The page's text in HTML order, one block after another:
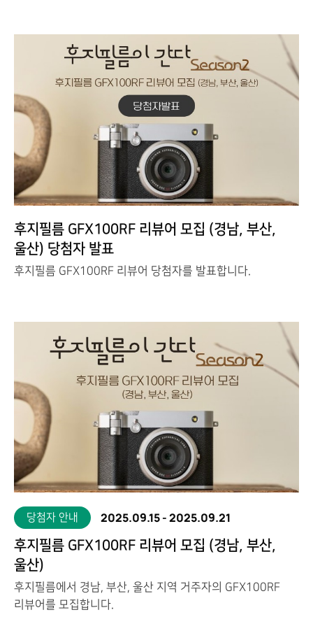
후지필름 GFX100RF 리뷰어 모집 (경남, 부산,
울산) 당첨자 발표
후지필름 GFX100RF 리뷰어 당첨자를 발표합니다.
당첨자 안내 2025.09.15-2025.09.21
후지필름 GFX100RF 리뷰어 모집 (경남, 부산,
울산)
후지필름에서 경남, 부산, 울산 지역 거주자의 GFX100RF
리뷰어를 모집합니다.